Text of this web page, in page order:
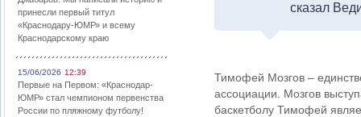
принесли первый титул
«Краснодару-ЮМР» и всему
Краснодарскому краю
15/06/2026 12:39
Первые на Первом: «Краснодар-
ЮМР» стал чемпионом первенства
России по пляжному футболу!
сказал
Тимофей Мозгов –
ассоциации. Мозгов
баскетболу Тимофей